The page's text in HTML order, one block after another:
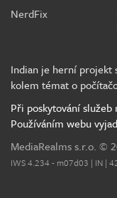
NerdFix
Indian je herní projekt
kolem témat o
Při poskytování
Používáním webu
MediaRealms s.r.o. ©
IWS 4.234 - m07d03 | IN |